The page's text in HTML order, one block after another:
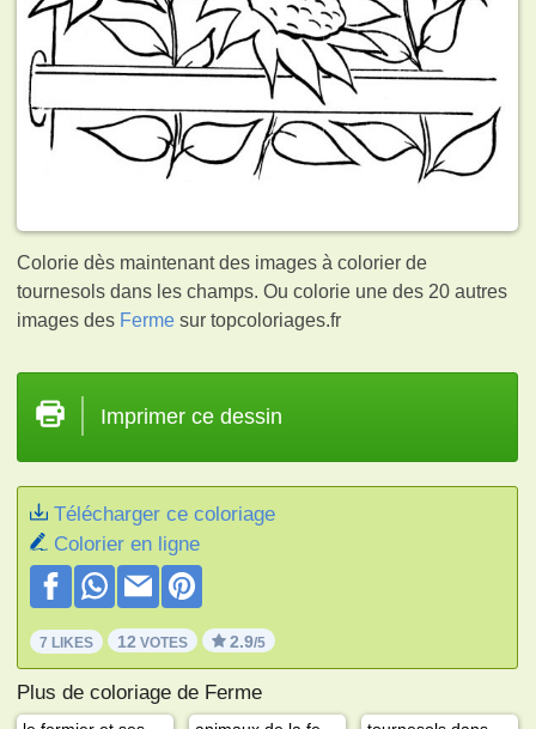
Colorie dès maintenant des images à colorier de
tournesols dans les champs. Ou colorie une des 20 autres
images des Ferme sur topcoloriages.fr
Imprimer ce dessin
Télécharger ce coloriage
Colorier en ligne
7 LIKES 12 VOTES 2.9/5
Plus de coloriage de Ferme